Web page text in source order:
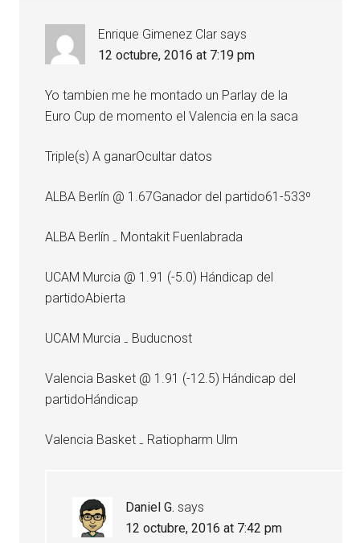
Enrique Gimenez Clar says
12 octubre, 2016 at 7:19 pm
Yo tambien me he montado un Parlay de la
Euro Cup de momento el Valencia en la saca
Triple(s) A ganarOcultar datos
ALBA Berlín @ 1.67Ganador del partido61-533º
ALBA Berlín ₋ Montakit Fuenlabrada
UCAM Murcia @ 1.91 (-5.0) Hándicap del
partidoAbierta
UCAM Murcia ₋ Buducnost
Valencia Basket @ 1.91 (-12.5) Hándicap del
partidoHándicap
Valencia Basket ₋ Ratiopharm Ulm
Daniel G. says
12 octubre, 2016 at 7:42 pm